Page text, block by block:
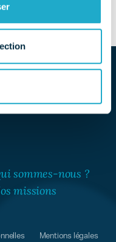
sommes-nous ?
missions
Mentions légales